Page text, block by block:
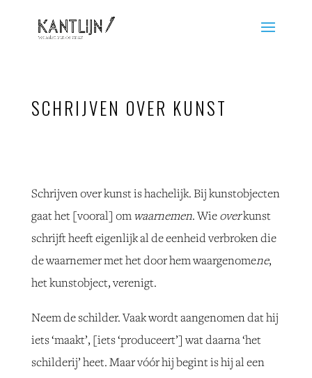
SCHRIJVEN OVER KUNST
Schrijven over kunst is hachelijk. Bij kunstobjecten
gaat het [vooral] om waarnemen. Wie overkunst
schrijft heeft eigenlijk al de eenheid verbroken die
de waarnemer met het door hem waargenomene,
het kunstobject, verenigt.
Neem de schilder. Vaak wordt aangenomen dat hij
iets ‘maakt’, [iets ‘produceert’] wat daarna ‘het
schilderij’ heet. Maar vóór hij begint is hij al een